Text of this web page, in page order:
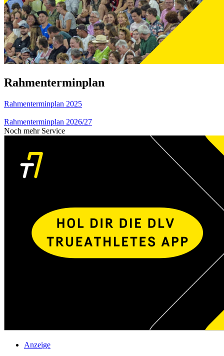
Rahmenterminplan
Rahmenterminplan 2025
Rahmenterminplan 2026/27
Noch mehr Service
Anzeige